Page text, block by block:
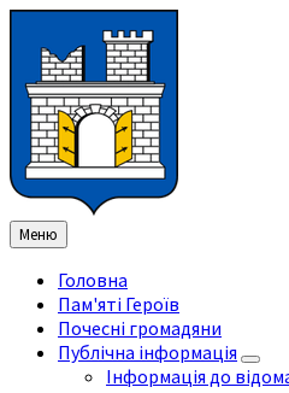
змісту
ліву
бічну
панель
праву
бічну
панель
нижнього
колонтитула
Меню
Головна
Пам'яті Героїв
Почесні громадяни
Публічна інформація
Інформація до